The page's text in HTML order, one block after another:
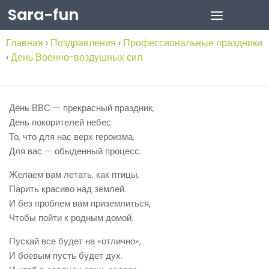
Skip to content
Sara-fun
Главная › Поздравления › Профессиональные праздники
›День Военно-воздушных сил
День ВВС — прекрасный праздник,
День покорителей небес.
То, что для нас верх героизма,
Для вас — обыденный процесс.
Желаем вам летать, как птицы,
Парить красиво над землей.
И без проблем вам приземлиться,
Чтобы пойти к родным домой.
Пускай все будет на «отлично»,
И боевым пусть будет дух.